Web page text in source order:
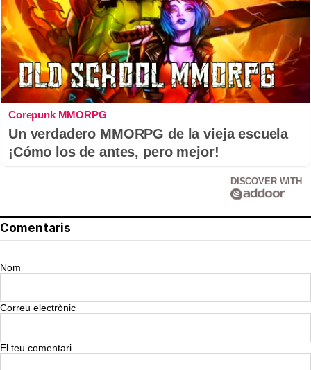
Corepunk MMORPG
Un verdadero MMORPG de la vieja escuela
¡Cómo los de antes, pero mejor!
DISCOVER WITH
Comentaris
Nom
Correu electrònic
El teu comentari